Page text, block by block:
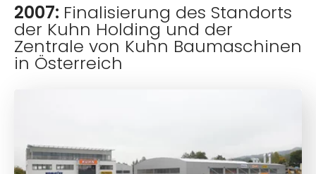
2007: Finalisierung des Standorts
der Kuhn Holding und der
Zentrale von Kuhn Baumaschinen
in Österreich